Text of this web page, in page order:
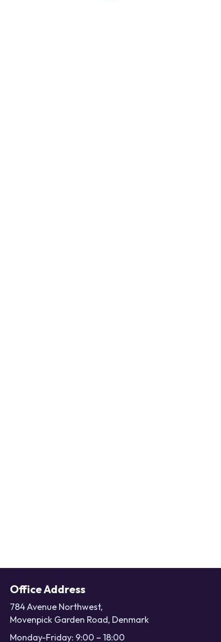
Office Address
784 Avenue Northwest,
Movenpick Garden Road, Denmark
Monday-Friday: 9:00 – 18:00